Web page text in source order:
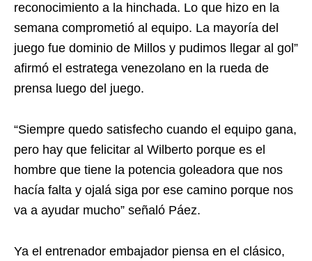
reconocimiento a la hinchada. Lo que hizo en la
semana comprometió al equipo. La mayoría del
juego fue dominio de Millos y pudimos llegar al gol”
afirmó el estratega venezolano en la rueda de
prensa luego del juego.
“Siempre quedo satisfecho cuando el equipo gana,
pero hay que felicitar al Wilberto porque es el
hombre que tiene la potencia goleadora que nos
hacía falta y ojalá siga por ese camino porque nos
va a ayudar mucho” señaló Páez.
Ya el entrenador embajador piensa en el clásico,